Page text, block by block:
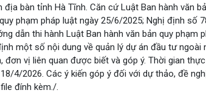
bàn tỉnh Hà Tĩnh. Căn cứ Luật Ban hành văn
phạm pháp luật ngày 25/6/2025; Nghị định số
dẫn thi hành Luật Ban hành văn bản quy phạm
một số nội dung về quản lý dự án đầu tư
vị liên quan được biết và góp ý. Thời gian
4/2026. Các ý kiến góp ý đối với dự thảo, đề
đính kèm./.